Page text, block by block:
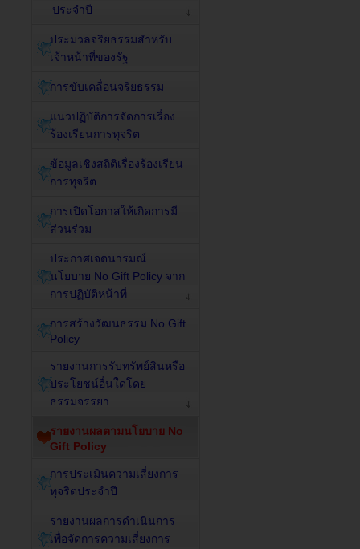
ประจำปี
ประมวลจริยธรรมสำหรับ
เจ้าหน้าที่ของรัฐ
การขับเคลื่อนจริยธรรม
แนวปฏิบัติการจัดการเรื่อง
ร้องเรียนการทุจริต
ข้อมูลเชิงสถิติเรื่องร้องเรียน
การทุจริต
การเปิดโอกาสให้เกิดการมี
ส่วนร่วม
ประกาศเจตนารมณ์
นโยบาย No Gift Policy จาก
การปฏิบัติหน้าที่
การสร้างวัฒนธรรม No Gift
Policy
รายงานการรับทรัพย์สินหรือ
ประโยชน์อื่นใดโดย
ธรรมจรรยา
รายงานผลตามนโยบาย No
Gift Policy
การประเมินความเสี่ยงการ
ทุจริตประจำปี
รายงานผลการดำเนินการ
เพื่อจัดการความเสี่ยงการ